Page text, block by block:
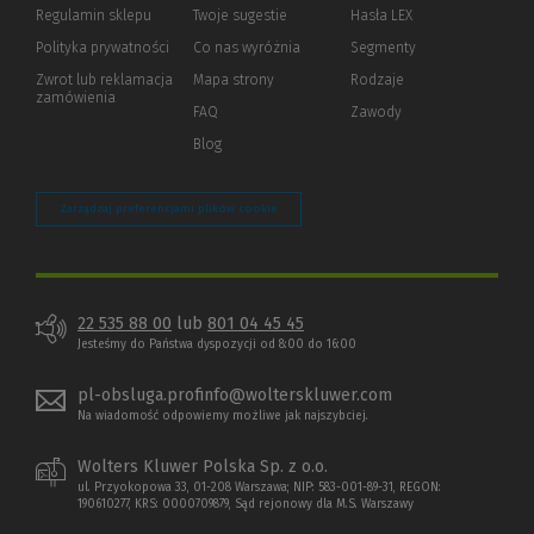
Regulamin sklepu
Polityka prywatności (Nowe
(Link
innej
Zwrot lub reklamacja
zamówienia
innej
strony)
Twoje sugestie
Co nas wyróżnia
Mapa strony
FAQ
Blog
Hasła LEX
Segmenty
Rodzaje
Zawody
Zarządzaj preferencjami plików cookie
22 535 88 00 lub 801 04 45 45
Jesteśmy do Państwa dyspozycji od 8:00 do 16:00
pl-obsluga.profinfo@wolterskluwer.com
Na wiadomość odpowiemy możliwe jak najszybciej.
Wolters Kluwer Polska Sp. z o.o.
ul. Przyokopowa 33, 01-208 Warszawa; NIP: 583-001-89-31, REGON:
190610277, KRS: 0000709879, Sąd rejonowy dla M.S. Warszawy